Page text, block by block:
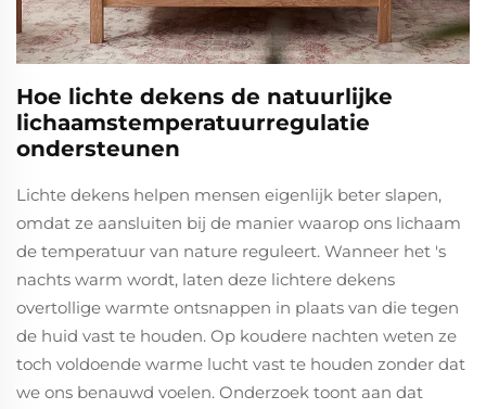
Hoe lichte dekens de natuurlijke
lichaamstemperatuurregulatie
ondersteunen
Lichte dekens helpen mensen eigenlijk beter slapen,
omdat ze aansluiten bij de manier waarop ons lichaam
de temperatuur van nature reguleert. Wanneer het 's
nachts warm wordt, laten deze lichtere dekens
overtollige warmte ontsnappen in plaats van die tegen
de huid vast te houden. Op koudere nachten weten ze
toch voldoende warme lucht vast te houden zonder dat
we ons benauwd voelen. Onderzoek toont aan dat